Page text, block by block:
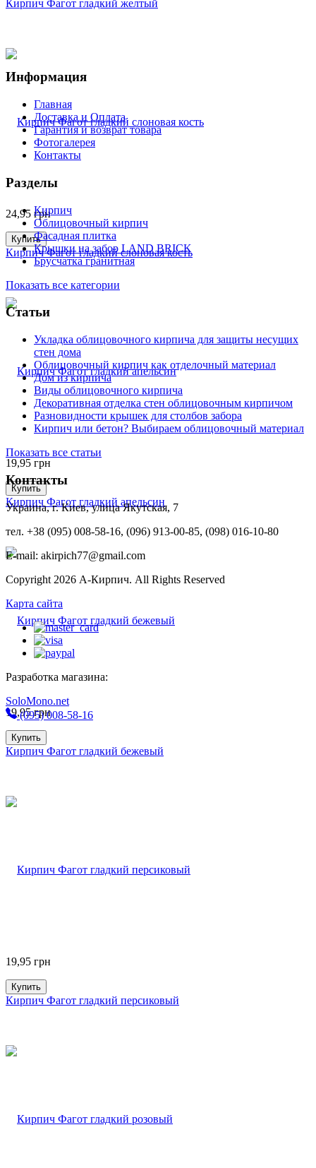
Кирпич Фагот гладкий желтый
24,95 грн
Купить
Кирпич Фагот гладкий слоновая кость
19,95 грн
Купить
Кирпич Фагот гладкий апельсин
19,95грн
Купить
Кирпич Фагот гладкий бежевый
19,95 грн
Купить
Кирпич Фагот гладкий персиковый
Информация
Главная
Доставка и Оплата
Гарантия и возврат товара
Фотогалерея
Контакты
Разделы
Кирпич
Облицовочный кирпич
Фасадная плитка
Крышки на забор LAND BRICK
Брусчатка гранитная
Показать все категории
Статьи
Укладка облицовочного кирпича для защиты несущих
стен дома
Облицовочный кирпич как отделочный материал
Дом из кирпича
Виды облицовочного кирпича
Декоративная отделка стен облицовочным кирпичом
Разновидности крышек для столбов забора
Кирпич или бетон? Выбираем облицовочный материал
Показать все статьи
Контакты
Украина, г. Киев, улица Якутская, 7
тел. +38 (095) 008-58-16, (096) 913-00-85, (098) 016-10-80
E-mail: akirpich77@gmail.com
Copyright 2026 А-Кирпич. All Rights Reserved
Карта сайта
Разработка магазина:
SoloMono.net
(095) 008-58-16